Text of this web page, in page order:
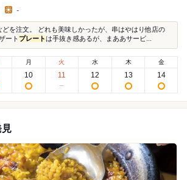
-
どを注文。 どれも美味しかったが、串はやはり他店の
ート プレートは手抜き感あるが、まああサービ...
月
10
火
11
水
12
木
13
金
14
見